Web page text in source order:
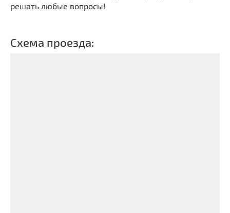
решать любые вопросы!
Схема проезда: